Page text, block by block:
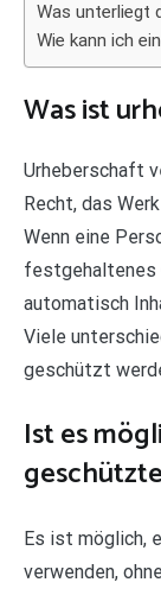
Was unterliegt
Wie kann ich
Was ist
Urheberschaft
Recht, das
Wenn eine
festgehaltenes
automatisch
Viele
geschützt
Ist es
Es ist möglich,
verwenden,